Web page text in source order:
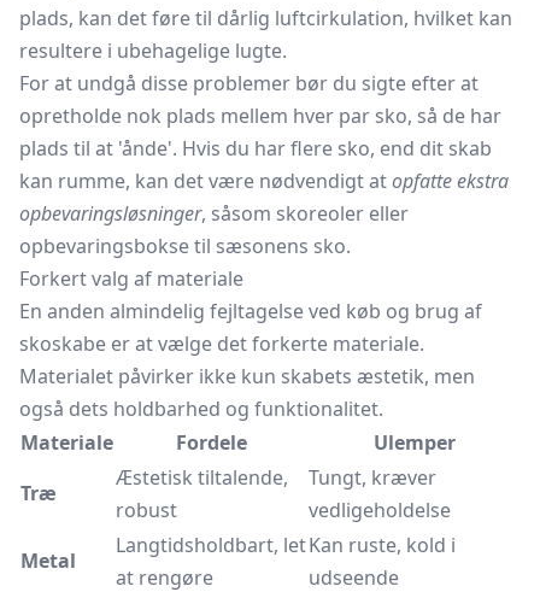
plads, kan det føre til dårlig luftcirkulation, hvilket kan
resultere i ubehagelige lugte.
For at undgå disse problemer bør du sigte efter at
opretholde nok plads mellem hver par sko, så de har
plads til at 'ånde'. Hvis du har flere sko, end dit skab
kan rumme, kan det være nødvendigt atopfatte ekstra
opbevaringsløsninger, såsom skoreoler eller
opbevaringsboksetil sæsonens sko.
Forkert valg af materiale
En anden almindelig fejltagelse ved køb og brug af
skoskabe er at vælge det forkerte materiale.
Materialet påvirker ikke kun skabets æstetik, men
også dets holdbarhed og funktionalitet.
Materiale
Fordele
Ulemper
Træ
Æstetisk tiltalende,
robust
Tungt, kræver
vedligeholdelse
Metal
Langtidsholdbart, let
at rengøre
Kan ruste, kold i
udseende